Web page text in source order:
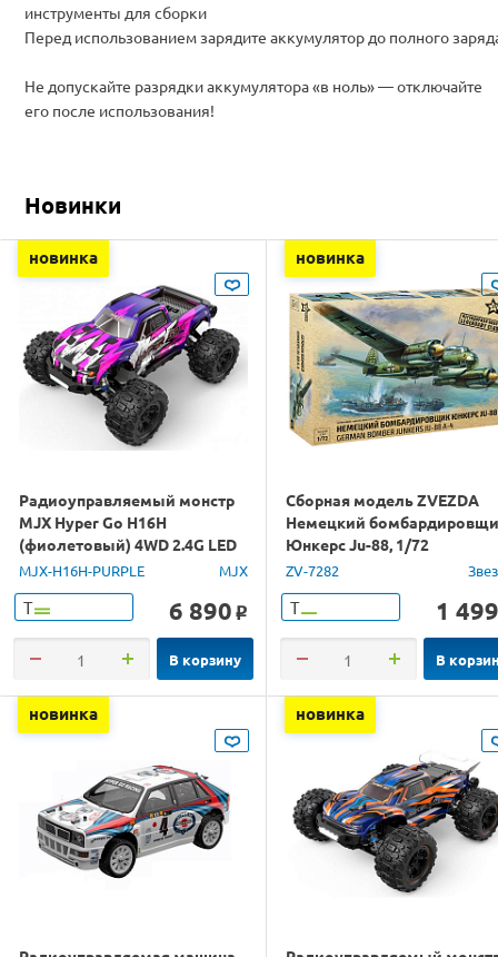
инструменты для сборки
Перед использованием зарядите аккумулятор до полного
Не допускайте разрядки аккумулятора «в ноль» — отключайте
его после использования!
Новинки
новинка
Радиоуправляемый монстр
MJX Hyper Go H16H
(фиолетовый) 4WD 2.4G LED
GPS 1/16 RTR
MJX-H16H-PURPLE MJX
Т 6 890 o
В корзину
новинка
Сборная модель ZVEZDA
Немецкий
Юнкерс Ju-88, 1/72
ZV-7282
Т 1 499
В
новинка новинка